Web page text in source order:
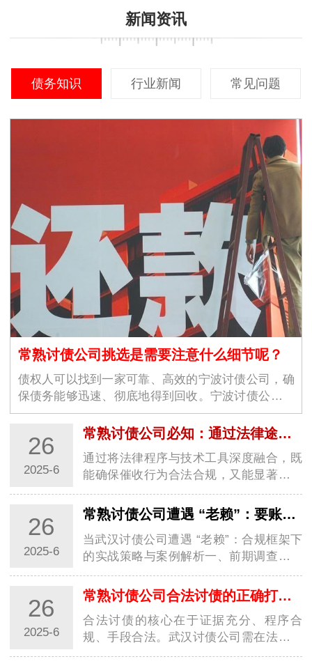
新闻资讯
债务知识 行业新闻 常见问题
常熟讨债公司挑选是需要注意什么细节呢？
债权人可以找到一家可靠、高效的宁波讨债公司，确
保债务能够迅速、彻底地得到回收。宁波讨债公司的
选择不仅仅是为了解决眼前的经济问题，更是为了维
护商业环境的稳定与良好运作。随着商业交易的增加
和…
26
2025-6
常熟讨债公司必知：通过法律途径要账的关键步骤
通过将法律程序与技术工具深度融合，既
能确保催收行为合法合规，又能显著提升
回款效率，实现商业债权的最大化保护。
一、证据链构建与债务性质认定1. 全维度
证据固定基础证据：合同、借条、转账记
录需…
26
2025-6
常熟讨债公司遭遇 “老赖”：要账实战经验大分享
当武汉讨债公司遭遇 “老赖”：合规框架下
的实战策略与案例解析一、前期调查：用
数据构建 “老赖” 行为画像1. 多维信息穿透
术工商 / 司法数据联动：通过国家企业信
用信息公示系统查询 “老赖” 关联…
26
2025-6
常熟讨债公司合法讨债的正确打开方式你知道几种？
合法讨债的核心在于证据充分、程序合
规、手段合法。武汉讨债公司需在法律框
架内灵活运用协商、调解、诉讼等手段，